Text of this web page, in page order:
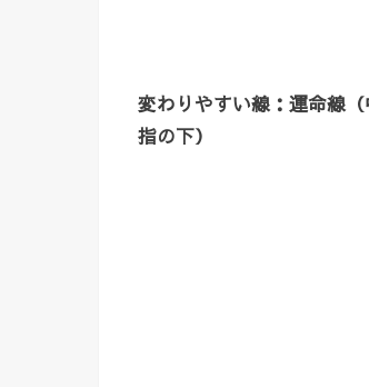
変わりやすい線：運命線
指の下）